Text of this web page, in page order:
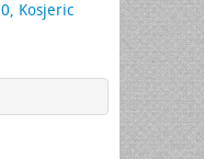
Kosjeric